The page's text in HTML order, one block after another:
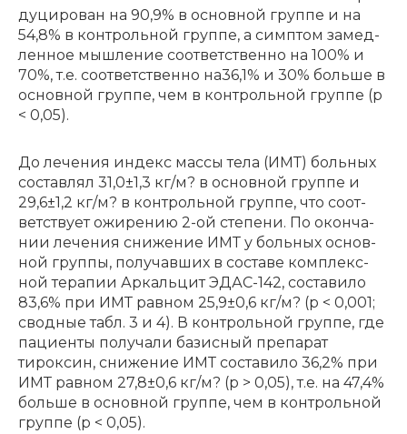
ду­ци­ро­ван на 90,9% в основ­ной груп­пе и на
54,8% в кон­троль­ной груп­пе, а симп­том за­мед­
лен­ное мыш­ле­ние со­от­вет­ствен­но на 100% и
70%, т.е. со­от­вет­ствен­но на36,1% и 30% боль­ше в
основ­ной груп­пе, чем в кон­троль­ной груп­пе (p
< 0,05).
До ле­че­ния ин­декс мас­сы те­ла (ИМТ) боль­ных
со­став­лял 31,0±1,3 кг/м? в основ­ной груп­пе и
29,6±1,2 кг/м? в кон­троль­ной груп­пе, что со­от­
вет­ству­ет ожи­ре­нию 2-ой сте­пе­ни. По окон­ча­
нии ле­че­ния сни­же­ние ИМТ у боль­ных основ­
ной груп­пы, по­лу­чав­ших в со­ста­ве ком­плекс­
ной те­ра­пии Ар­каль­цит ЭДАС-142, со­ста­ви­ло
83,6% при ИМТ рав­ном 25,9±0,6 кг/м? (p < 0,001;
сводные табл. 3 и 4). В контрольной группе, где
пациенты получали базисный препарат
тироксин, снижение ИМТ составило 36,2% при
ИМТ равном 27,8±0,6 кг/м? (p > 0,05), т.е. на 47,4%
боль­ше в основ­ной груп­пе, чем в кон­троль­ной
груп­пе (p < 0,05).